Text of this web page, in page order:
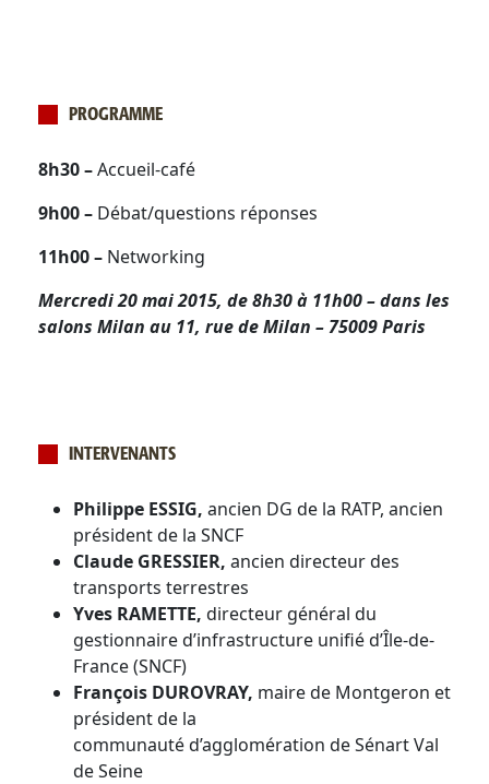
PROGRAMME
8h30 –Accueil-café
9h00 – Débat/questions réponses
11h00 – Networking
Mercredi 20 mai 2015, de 8h30 à 11h00 – dans les
salons Milan au 11, rue de Milan – 75009 Paris
INTERVENANTS
Philippe ESSIG, ancien DG de la RATP, ancien
président de la SNCF
Claude GRESSIER, ancien directeur des
transports terrestres
Yves RAMETTE, directeur général du
gestionnaire d’infrastructure unifié d’Île-de-
France (SNCF)
François DUROVRAY, maire de Montgeron et
président de la
communauté d’agglomération de Sénart Val
de Seine